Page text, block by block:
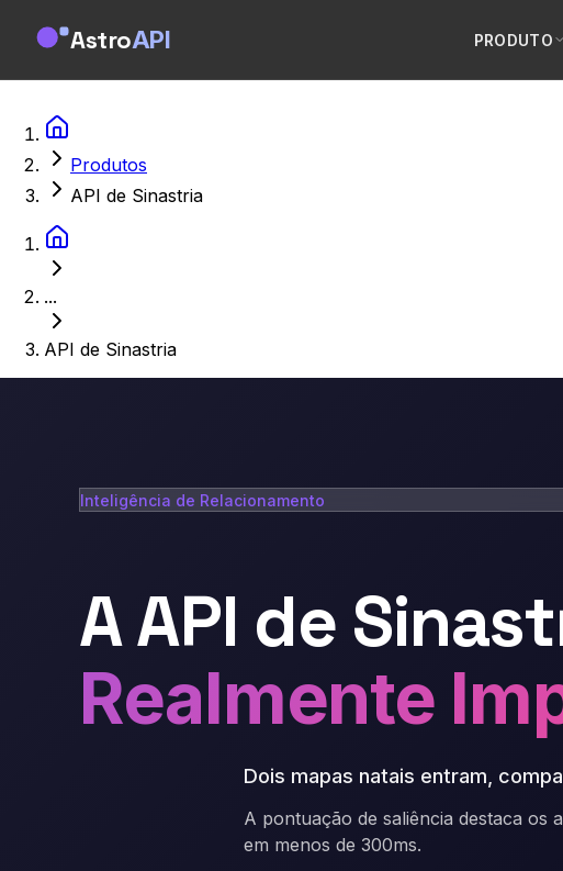
AstroAPI PRODUTO
Produtos
API de Sinastria
...
API de Sinastria
Inteligência de Relacionamento
A API de
Realmente
Dois mapas natais entram,
A pontuação de saliência destaca os
em menos de 300ms.